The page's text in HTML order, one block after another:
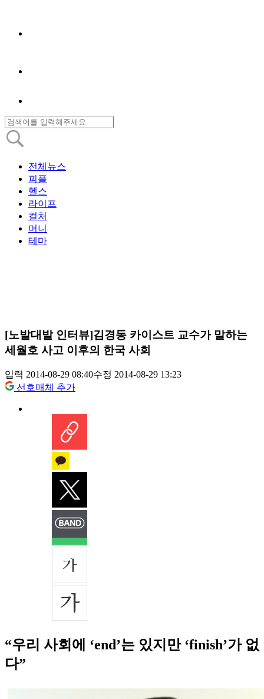
전체뉴스
피플
헬스
라이프
컬처
머니
테마
[노발대발 인터뷰]김경동 카이스트 교수가 말하는
세월호 사고 이후의 한국 사회
입력 2014-08-29 08:40수정 2014-08-29 13:23
선호매체 추가
“우리 사회에 ‘end’는 있지만 ‘finish’가 없
다”